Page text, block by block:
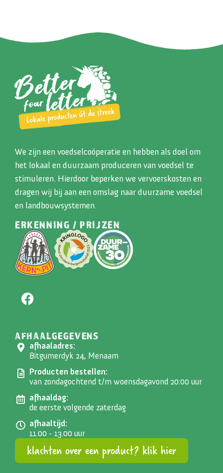
We zijn een voedselcoöperatie en hebben als doel om
het lokaal en duurzaam produceren van voedsel te
stimuleren. Hierdoor beperken we vervoerskosten en
dragen wij bij aan een omslag naar duurzame voedsel
en landbouwsystemen.
ERKENNING / PRIJZEN
AFHAALGEGEVENS
afhaaladres:
Bitgumerdyk 24, Menaam
Producten bestellen:
van zondagochtend t/m woensdagavond 20:00 uur
afhaaldag:
de eerste volgende zaterdag
afhaaltijd:
11.00 - 13.00 uur
klachten over een product? klik hier